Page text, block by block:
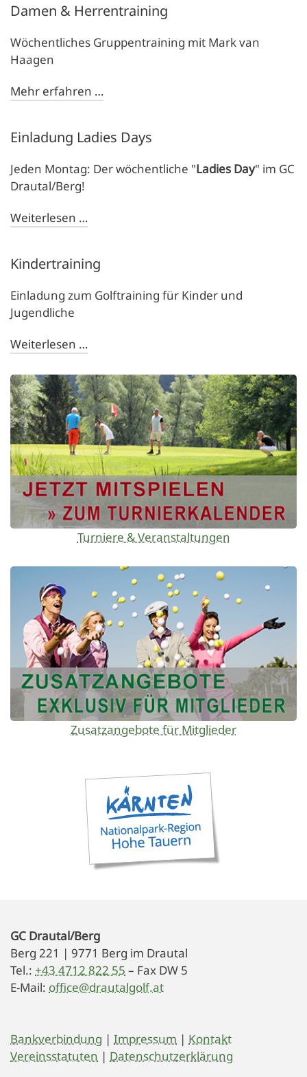
Damen & Herrentraining
Wöchentliches Gruppentraining mit Mark van
Haagen
Mehr erfahren …
Einladung Ladies Days
Jeden Montag: Der wöchentliche "Ladies Day" im GC
Drautal/Berg!
Weiterlesen …
Kindertraining
Einladung zum Golftraining für Kinder und
Jugendliche
Weiterlesen …
Turniere & Veranstaltungen
Zusatzangebote für Mitglieder
GC Drautal/Berg
Berg 221 | 9771 Berg im Drautal
Tel.: +43 4712 822 55 – Fax DW 5
E-Mail: office@drautalgolf.at
Bankverbindung | Impressum | Kontakt
Vereinsstatuten | Datenschutzerklärung